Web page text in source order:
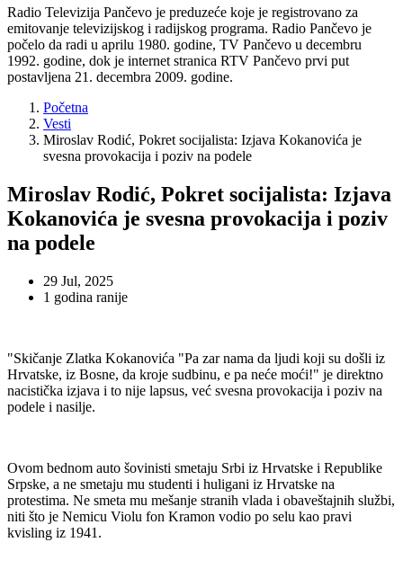
Radio Televizija Pančevo je preduzeće koje je registrovano za
emitovanje televizijskog i radijskog programa. Radio Pančevo je
počelo da radi u aprilu 1980. godine, TV Pančevo u decembru
1992. godine, dok je internet stranica RTV Pančevo prvi put
postavljena 21. decembra 2009. godine.
Početna
Vesti
Miroslav Rodić, Pokret socijalista: Izjava Kokanovića je
svesna provokacija i poziv na podele
Miroslav Rodić, Pokret socijalista: Izjava
Kokanovića je svesna provokacija i poziv
na podele
29 Jul, 2025
1 godina ranije
"Skičanje Zlatka Kokanovića "Pa zar nama da ljudi koji su došli iz
Hrvatske, iz Bosne, da kroje sudbinu, e pa neće moći!" je direktno
nacistička izjava i to nije lapsus, već svesna provokacija i poziv na
podele i nasilje.
Ovom bednom auto šovinisti smetaju Srbi iz Hrvatske i Republike
Srpske, a ne smetaju mu studenti i huligani iz Hrvatske na
protestima. Ne smeta mu mešanje stranih vlada i obaveštajnih službi,
niti što je Nemicu Violu fon Kramon vodio po selu kao pravi
kvisling iz 1941.